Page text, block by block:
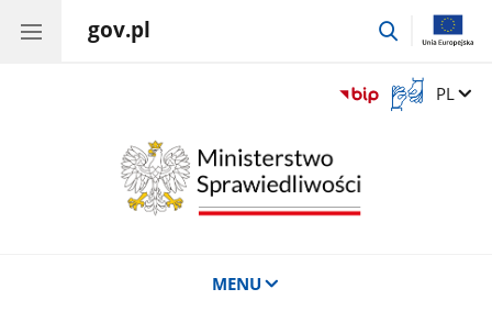
gov.pl
przejdź
Otwórz
okno
Zmień
PL
MENU